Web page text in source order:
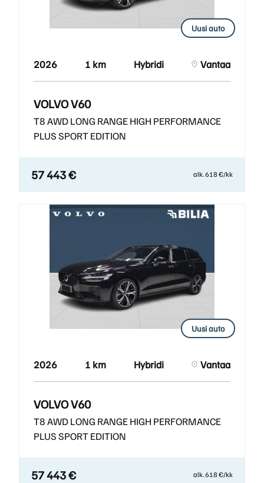
Uusi auto
2026 1 km Hybridi Vantaa
VOLVO V60
T8 AWD LONG RANGE HIGH PERFORMANCE
PLUS SPORT EDITION
57 443 € alk. 618 €/kk
Uusi auto
2026 1 km Hybridi Vantaa
VOLVO V60
T8 AWD LONG RANGE HIGH PERFORMANCE
PLUS SPORT EDITION
57 443 € alk. 618 €/kk